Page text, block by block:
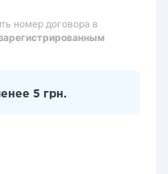
номер договора в
5 грн.